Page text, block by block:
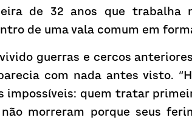
de 32 anos que trabalha
de uma vala comum em
guerras e cercos
com nada antes visto.
impossíveis: quem tratar
morreram porque seus